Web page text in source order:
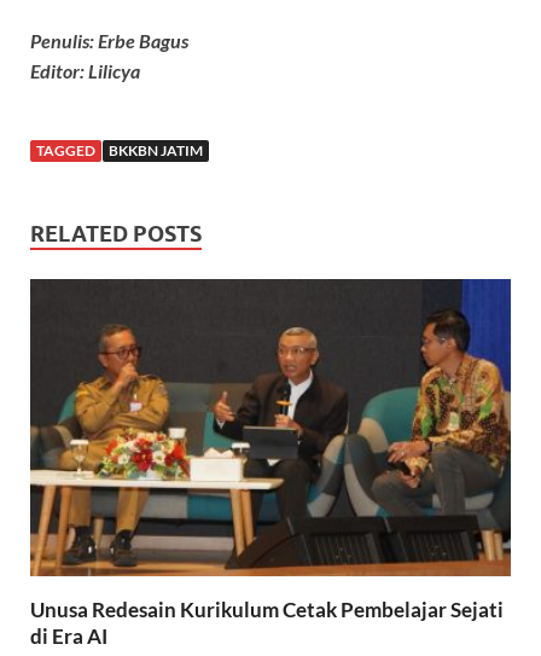
Penulis: Erbe Bagus
Editor: Lilicya
TAGGED BKKBN JATIM
RELATED POSTS
Unusa Redesain Kurikulum Cetak Pembelajar Sejati
di Era AI